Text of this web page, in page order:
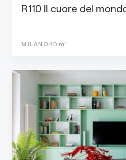
R110 Il cuore del
MILANO40 m²